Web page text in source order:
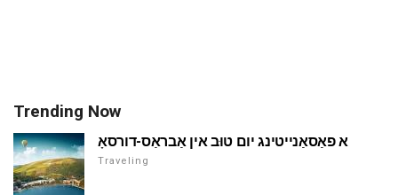
Trending Now
א פאַסאַנייטינג יום טוּב אין אַבראַס-דורסאָ
Traveling